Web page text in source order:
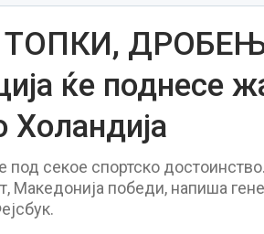
ќе поднесе
секое спортско
Македонија победи, напиша